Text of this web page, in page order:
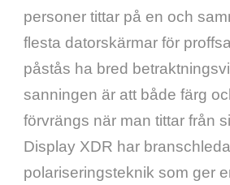
personer tittar på en och
flesta datorskärmar för
påstås ha bred
sanningen är att både färg
förvrängs när man tittar från
Display XDR har
polariseringsteknik som ger